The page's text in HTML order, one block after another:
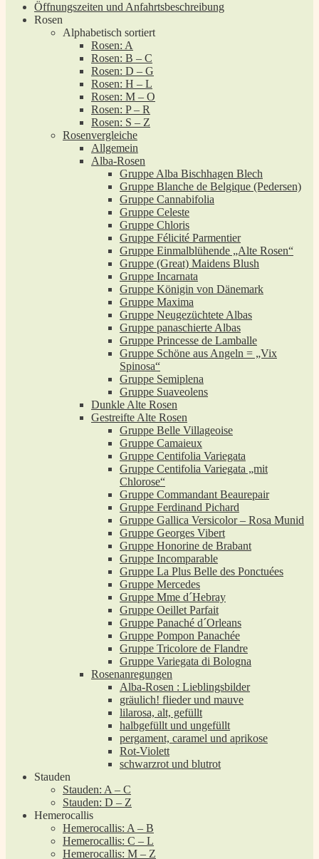
Öffnungszeiten und Anfahrtsbeschreibung
Rosen
Alphabetisch sortiert
Rosen: A
Rosen: B – C
Rosen: D – G
Rosen: H – L
Rosen: M – O
Rosen: P – R
Rosen: S – Z
Rosenvergleiche
Allgemein
Alba-Rosen
Gruppe Alba Bischhagen Blech
Gruppe Blanche de Belgique (Pedersen)
Gruppe Cannabifolia
Gruppe Celeste
Gruppe Chloris
Gruppe Félicité Parmentier
Gruppe Einmalblühende „Alte Rosen“
Gruppe (Great) Maidens Blush
Gruppe Incarnata
Gruppe Königin von Dänemark
Gruppe Maxima
Gruppe Neugezüchtete Albas
Gruppe panaschierte Albas
Gruppe Princesse de Lamballe
Gruppe Schöne aus Angeln = „Vix
Spinosa“
Gruppe Semiplena
Gruppe Suaveolens
Dunkle Alte Rosen
Gestreifte Alte Rosen
Gruppe Belle Villageoise
Gruppe Camaieux
Gruppe Centifolia Variegata
Gruppe Centifolia Variegata „mit
Chlorose“
Gruppe Commandant Beaurepair
Gruppe Ferdinand Pichard
Gruppe Gallica Versicolor – Rosa Munid
Gruppe Georges Vibert
Gruppe Honorine de Brabant
Gruppe Incomparable
Gruppe La Plus Belle des Ponctuées
Gruppe Mercedes
Gruppe Mme d´Hebray
Gruppe Oeillet Parfait
Gruppe Panaché d´Orleans
Gruppe Pompon Panachée
Gruppe Tricolore de Flandre
Gruppe Variegata di Bologna
Rosenanregungen
Alba-Rosen : Lieblingsbilder
gräulich! flieder und mauve
lilarosa, alt, gefüllt
halbgefüllt und ungefüllt
pergament, caramel und aprikose
Rot-Violett
schwarzrot und blutrot
Stauden
Stauden: A – C
Stauden: D – Z
Hemerocallis
Hemerocallis: A – B
Hemerocallis: C – L
Hemerocallis: M – Z